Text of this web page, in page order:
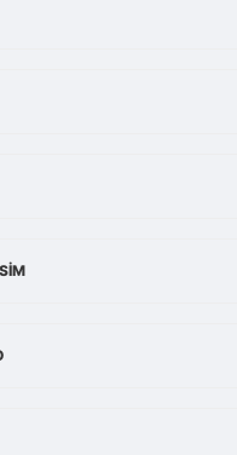
bozuk veya görüntülenemiyor.